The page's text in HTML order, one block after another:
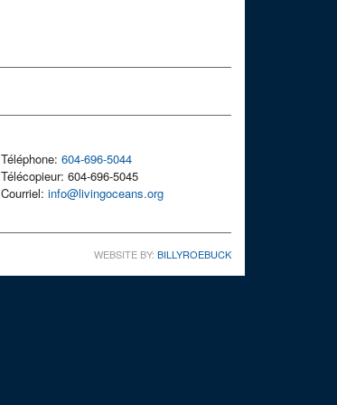
Téléphone: 604-696-5044
Télécopieur: 604-696-5045
Courriel: info@livingoceans.org
WEBSITE BY: BILLYROEBUCK